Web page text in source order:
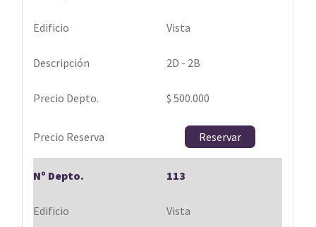
Vista
2D - 2B
$ 500.000
Reservar
113
Vista